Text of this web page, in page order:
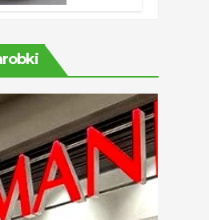
kierowca
dochód